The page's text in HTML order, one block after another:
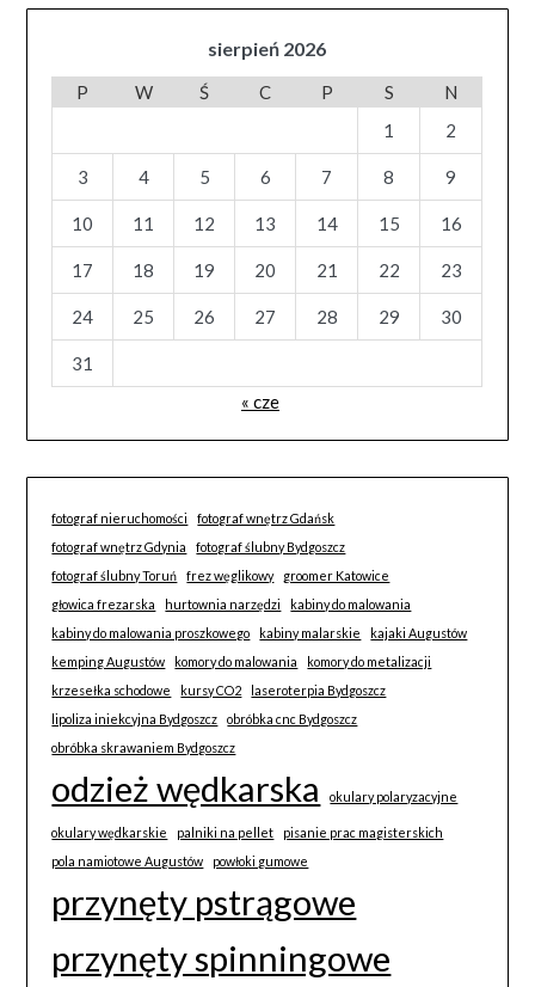
sierpień 2026
P W Ś C P S
N
1
2
3 4 5 6 7 8 9
10 11 12 13 14 15 16
17 18 19 20 21 22 23
24 25 26 27 28 29 30
31
« cze
fotograf nieruchomości
fotograf wnętrz Gdańsk
fotograf wnętrz Gdynia
fotograf ślubny Bydgoszcz
fotograf ślubny Toruń
frez węglikowy
groomer Katowice
głowica frezarska
hurtownia narzędzi
kabiny do malowania
kabiny do malowania proszkowego
kabiny malarskie
kajaki Augustów
kemping Augustów
komory do malowania
komory do metalizacji
krzesełka schodowe
kursy CO2
laseroterpia Bydgoszcz
lipoliza iniekcyjna Bydgoszcz
obróbka cnc Bydgoszcz
obróbka skrawaniem Bydgoszcz
odzież wędkarska okulary polaryzacyjne
okulary wędkarskie palniki na pellet
pisanie prac magisterskich
pola namiotowe Augustów
powłoki gumowe
przynęty pstrągowe
przynęty spinningowe